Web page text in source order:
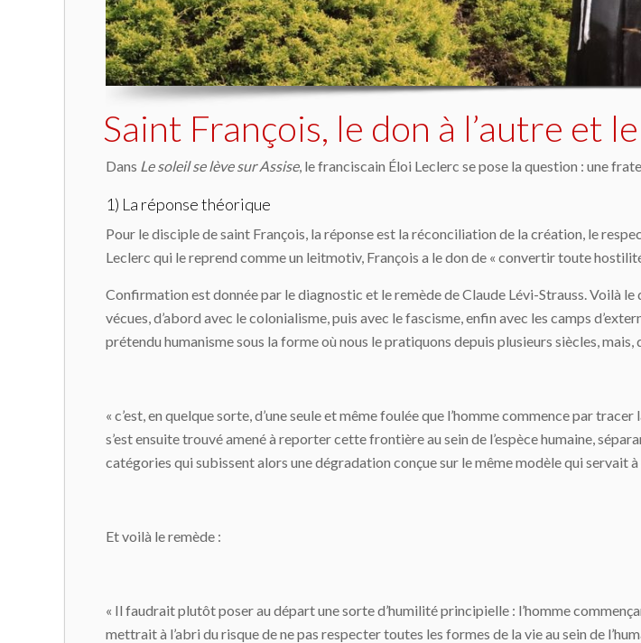
Saint François, le don à l’autre et
Dans Le soleil se lève sur Assise, le franciscain Éloi Leclerc se pose la question : une
1) La réponse théorique
Pour le disciple de saint François, la réponse est la réconciliation de la création, le
Leclerc qui le reprend comme un leitmotiv, François a le don de « convertir toute
Confirmation est donnée par le diagnostic et le remède de Claude Lévi-Strauss. Voilà
vécues, d’abord avec le colonialisme, puis avec le fascisme, enfin avec les camps
prétendu humanisme sous la forme où nous le pratiquons depuis plusieurs siècles,
« c’est, en quelque sorte, d’une seule et même foulée que l’homme commence par
s’est ensuite trouvé amené à reporter cette frontière au sein de l’espèce humaine,
catégories qui subissent alors une dégradation conçue sur le même modèle qui servait
Et voilà le remède :
« Il faudrait plutôt poser au départ une sorte d’humilité principielle : l’homme
mettrait à l’abri du risque de ne pas respecter toutes les formes de la vie au sein de